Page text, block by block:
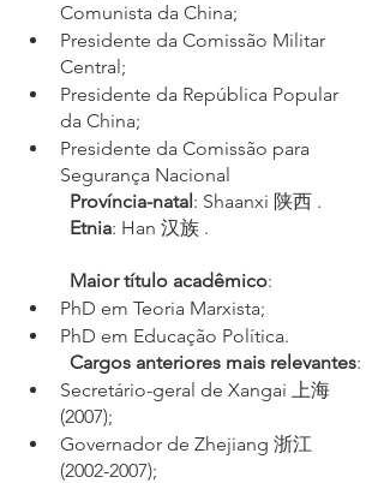
Comunista da China;
Presidente da Comissão Militar
Central;
Presidente da República Popular
da China;
Presidente da Comissão para
Segurança Nacional
Província-natal: Shaanxi 陕西 .
Etnia: Han 汉族 .
Maior título acadêmico:
PhD em Teoria Marxista;
PhD em Educação Política.
Cargos anteriores mais relevantes:
Secretário-geral de Xangai 上海
(2007);
Governador de Zhejiang 浙江
(2002-2007);